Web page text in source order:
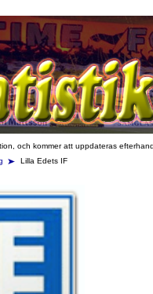
och kommer att uppdateras
Lilla Edets IF